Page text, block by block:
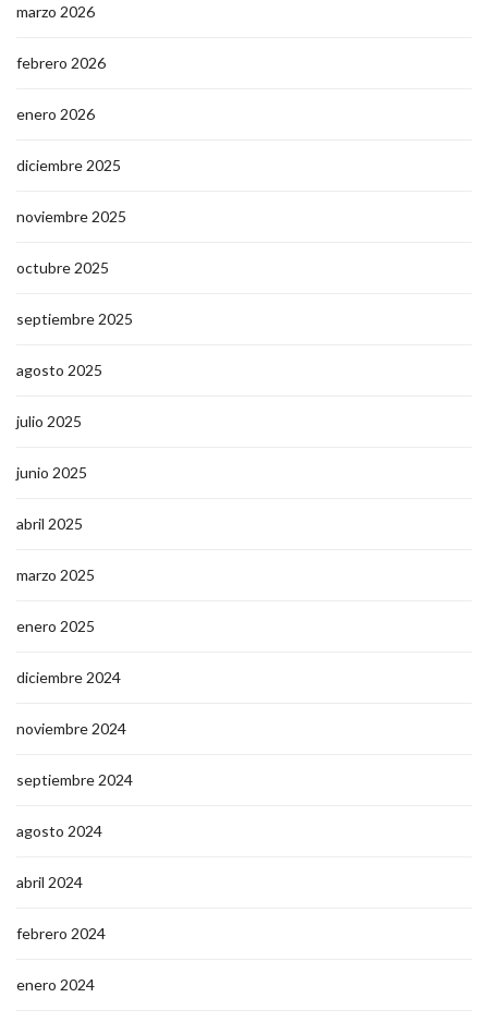
marzo 2026
febrero 2026
enero 2026
diciembre 2025
noviembre 2025
octubre 2025
septiembre 2025
agosto 2025
julio 2025
junio 2025
abril 2025
marzo 2025
enero 2025
diciembre 2024
noviembre 2024
septiembre 2024
agosto 2024
abril 2024
febrero 2024
enero 2024